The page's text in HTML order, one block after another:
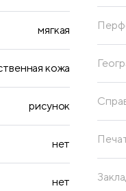
мягкая
кожа
рисунок
нет
нет